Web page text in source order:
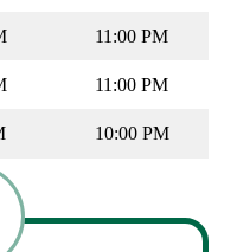
11:00 PM
11:00 PM
10:00 PM